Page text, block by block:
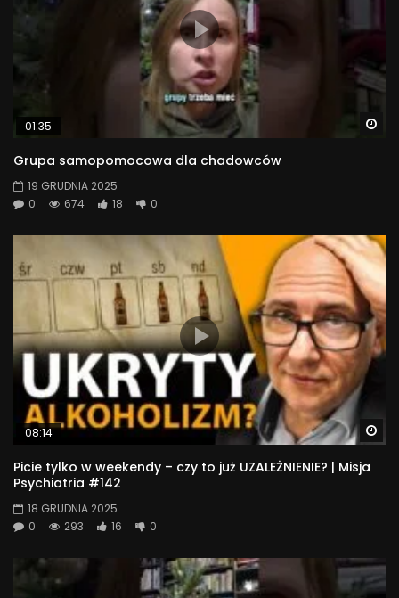
01:35
Grupa samopomocowa dla chadowców
19 GRUDNIA 2025
0
674 18 0
08:14
Picie tylko w weekendy – czy to już UZALEŻNIENIE? | Misja
Psychiatria #142
18 GRUDNIA 2025
0
293 16 0